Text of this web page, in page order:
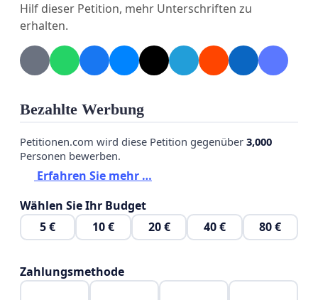
Hilf dieser Petition, mehr Unterschriften zu
erhalten.
Bezahlte Werbung
Petitionen.com wird diese Petition gegenüber 3,000
Personen bewerben.
Erfahren Sie mehr …
Wählen Sie Ihr Budget
5 €
10 € 20 € 40 € 80 €
Zahlungsmethode